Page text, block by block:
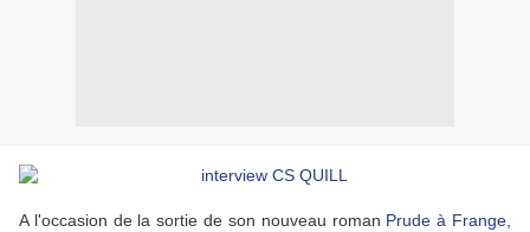
A l'occasion de la sortie de son nouveau roman Prude à Frange